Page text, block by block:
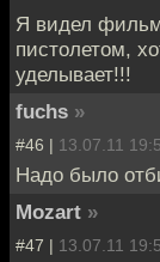
Я видел
пистолетом,
уделывает!!!
fuchs »
#46 | 13.07.11
Надо было
Mozart »
#47 | 13.07.11